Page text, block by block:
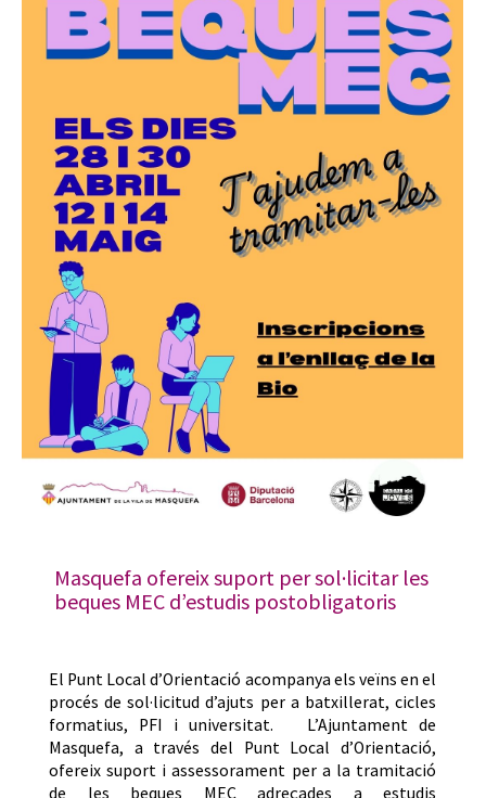
Masquefa ofereix suport per sol·licitar les
beques MEC d’estudis postobligatoris
El Punt Local d’Orientació acompanya els veïns en el
procés de sol·licitud d’ajuts per a batxillerat, cicles
formatius, PFI i universitat. L’Ajuntament de
Masquefa, a través del Punt Local d’Orientació,
ofereix suport i assessorament per a la tramitació
de les beques MEC adreçades a estudis